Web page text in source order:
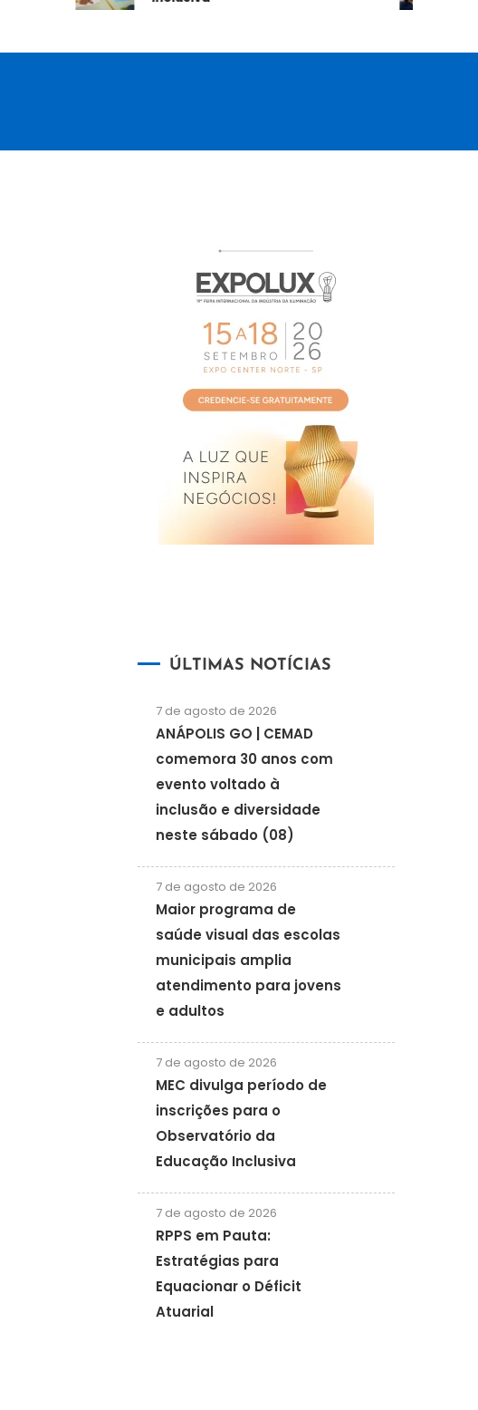
ÚLTIMAS NOTÍCIAS
7 de agosto de 2026
ANÁPOLIS GO | CEMAD
comemora 30 anos com
evento voltado à
inclusão e diversidade
neste sábado (08)
7 de agosto de 2026
Maior programa de
saúde visual das escolas
municipais amplia
atendimento para jovens
e adultos
7 de agosto de 2026
MEC divulga período de
inscrições para o
Observatório da
Educação Inclusiva
7 de agosto de 2026
RPPS em Pauta:
Estratégias para
Equacionar o Déficit
Atuarial